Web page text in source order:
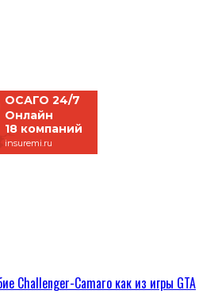
ОСАГО 24/7
Онлайн
18 компаний
insuremi.ru
Challenger-Camaro как из игры GTA